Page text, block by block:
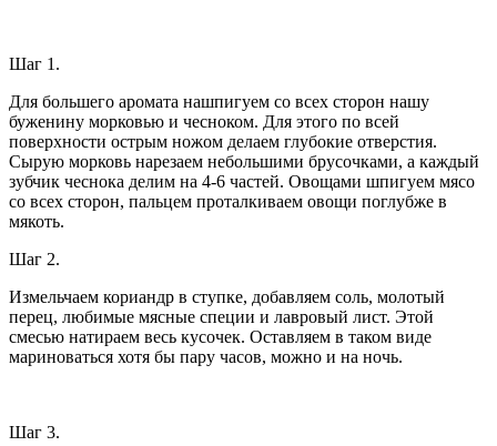
Шаг 1.
Для большего аромата нашпигуем со всех сторон нашу
буженину морковью и чесноком. Для этого по всей
поверхности острым ножом делаем глубокие отверстия.
Сырую морковь нарезаем небольшими брусочками, а каждый
зубчик чеснока делим на 4-6 частей. Овощами шпигуем мясо
со всех сторон, пальцем проталкиваем овощи поглубже в
мякоть.
Шаг 2.
Измельчаем кориандр в ступке, добавляем соль, молотый
перец, любимые мясные специи и лавровый лист. Этой
смесью натираем весь кусочек. Оставляем в таком виде
мариноваться хотя бы пару часов, можно и на ночь.
Шаг 3.